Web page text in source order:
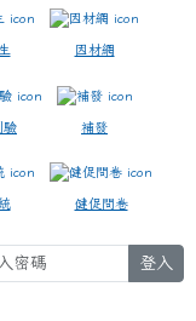
因材網
驗 補發
健促問卷
登入